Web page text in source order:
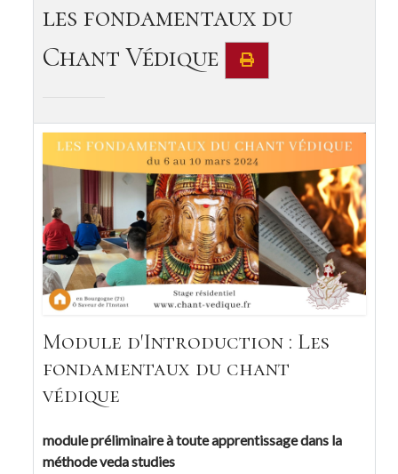
les fondamentaux du
Chant Védique
Module d'Introduction : Les
fondamentaux du chant
védique
module préliminaire à toute apprentissage dans la
méthode veda studies